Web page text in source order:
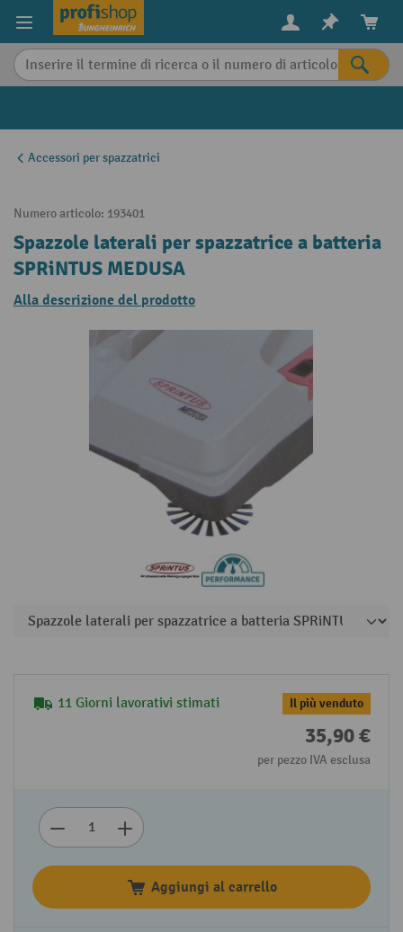
content
Accessori per spazzatrici
Numero articolo: 193401
Spazzole laterali per spazzatrice a batteria
SPRiNTUS MEDUSA
Alla descrizione del prodotto
11 Giorni lavorativi stimati Il più venduto
35,90 €
per pezzo IVA esclusa
Aggiungi al carrello